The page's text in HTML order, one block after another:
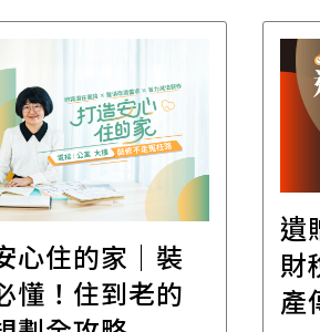
心住的家｜裝
懂！住到老的
遺
財
產